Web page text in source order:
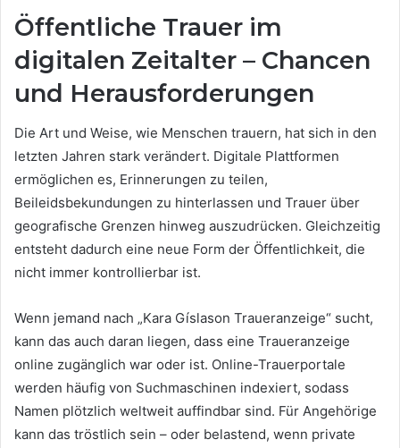
Öffentliche Trauer im
digitalen Zeitalter – Chancen
und Herausforderungen
Die Art und Weise, wie Menschen trauern, hat sich in den
letzten Jahren stark verändert. Digitale Plattformen
ermöglichen es, Erinnerungen zu teilen,
Beileidsbekundungen zu hinterlassen und Trauer über
geografische Grenzen hinweg auszudrücken. Gleichzeitig
entsteht dadurch eine neue Form der Öffentlichkeit, die
nicht immer kontrollierbar ist.
Wenn jemand nach „Kara Gíslason Traueranzeige“ sucht,
kann das auch daran liegen, dass eine Traueranzeige
online zugänglich war oder ist. Online-Trauerportale
werden häufig von Suchmaschinen indexiert, sodass
Namen plötzlich weltweit auffindbar sind. Für Angehörige
kann das tröstlich sein – oder belastend, wenn private